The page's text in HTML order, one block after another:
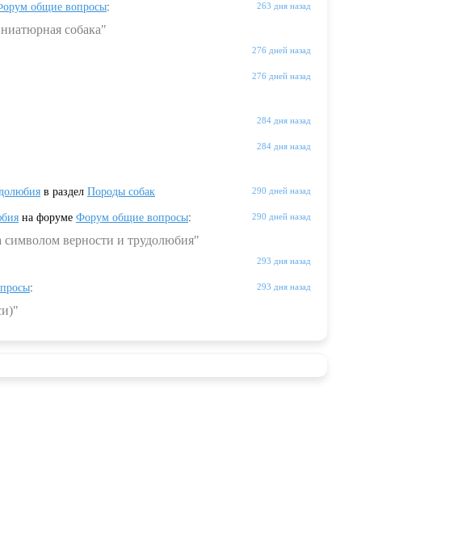
263 дня назад
общие вопросы:
собака"
276 дней назад
276 дней назад
284 дня назад
284 дня назад
290 дней назад
в раздел Породы собак
290 дней назад
на форуме Форум общие вопросы:
символом верности и трудолюбия"
293 дня назад
293 дня назад
: